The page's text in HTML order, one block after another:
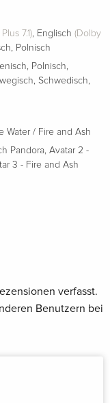
Clan der
tun sie sich
denn der Tod von
Resources
wiegt immer
und Kiri
diesem bitteren
die Sullys, dass
mehr sicher
Omatikaya
werden sie vom
7.1) Englisch (Dolby
Polnisch
Polnisch
Schwedisch
Water / Fire and Ash
Pandora Avatar 2 -
3 - Fire and Ash
verfasst.
Benutzern bei